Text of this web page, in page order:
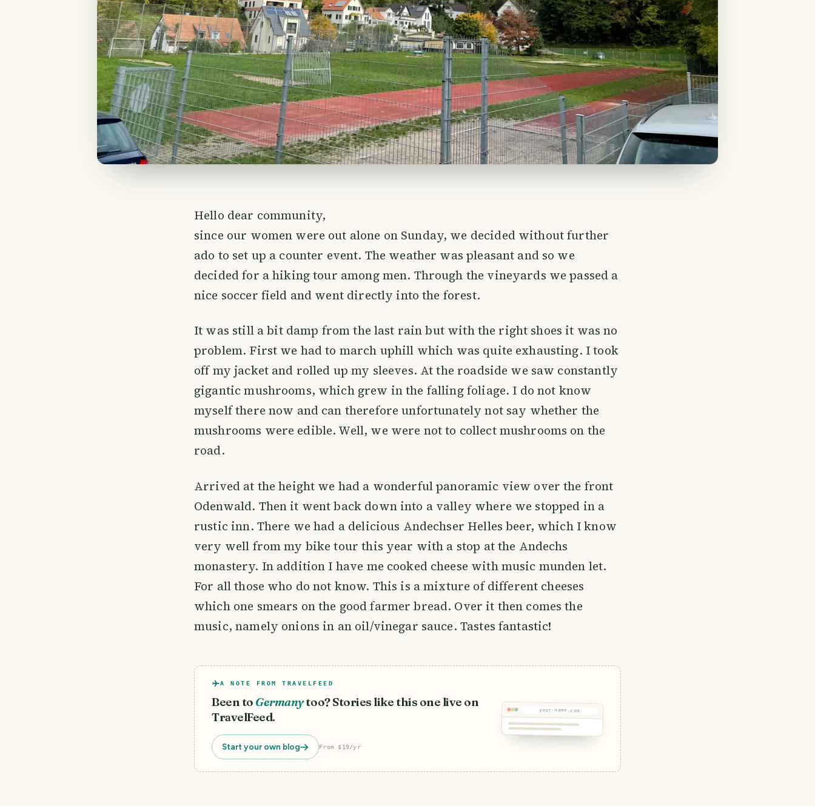
Hello dear community,
since our women were out alone on Sunday, we decided without further
ado to set up a counter event. The weather was pleasant and so we
decided for a hiking tour among men. Through the vineyards we passed a
nice soccer field and went directly into the forest.
It was still a bit damp from the last rain but with the right shoes it was no
problem. First we had to march uphill which was quite exhausting. I took
off my jacket and rolled up my sleeves. At the roadside we saw constantly
gigantic mushrooms, which grew in the falling foliage. I do not know
myself there now and can therefore unfortunately not say whether the
mushrooms were edible. Well, we were not to collect mushrooms on the
road.
Arrived at the height we had a wonderful panoramic view over the front
Odenwald. Then it went back down into a valley where we stopped in a
rustic inn. There we had a delicious Andechser Helles beer, which I know
very well from my bike tour this year with a stop at the Andechs
monastery. In addition I have me cooked cheese with music munden let.
For all those who do not know. This is a mixture of different cheeses
which one smears on the good farmer bread. Over it then comes the
music, namely onions in an oil/vinegar sauce. Tastes fantastic!
A NOTE FROM TRAVELFEED
Been to Germanytoo? Stories like this one live on
TravelFeed.
Start your own blog From $19/yr
your-name.com